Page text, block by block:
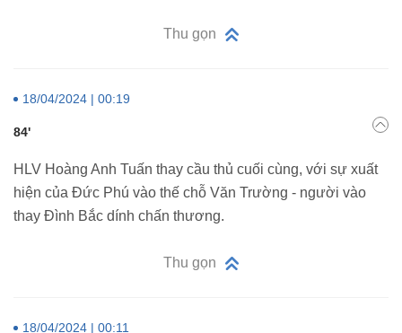
Thu gọn
18/04/2024 | 00:19
84'
HLV Hoàng Anh Tuấn thay cầu thủ cuối cùng, với sự xuất
hiện của Đức Phú vào thế chỗ Văn Trường - người vào
thay Đình Bắc dính chấn thương.
Thu gọn
18/04/2024 | 00:11